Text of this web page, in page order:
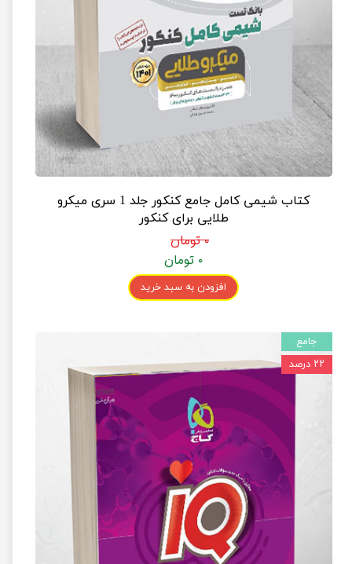
کتاب شیمی کامل جامع کنکور جلد 1 سری میکرو
طلایی برای کنکور
۰ تومان
۰ تومان
افزودن به سبد خرید
جامع
۲۲ درصد